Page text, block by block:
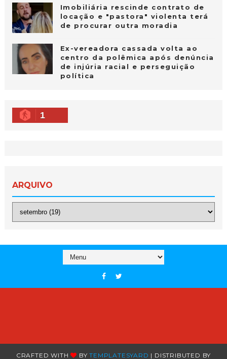
Imobiliária rescinde contrato de
locação e "pastora" violenta terá
de procurar outra moradia
Ex-vereadora cassada volta ao
centro da polêmica após denúncia
de injúria racial e perseguição
política
1
ARQUIVO
CRAFTED WITH BYTEMPLATESYARD | DISTRIBUTED BY